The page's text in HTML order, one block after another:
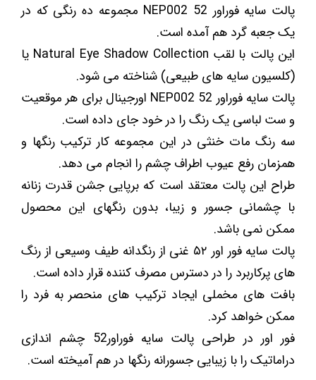
پالت سایه فوراور 52 NEP002 مجموعه ده رنگی که در
یک جعبه گرد هم آمده است.
این پالت با لقب Natural Eye Shadow Collection یا
(کلسیون سایه های طبیعی) شناخته می شود.
پالت سایه فوراور 52 NEP002 اورجینال برای هر موقعیت
و ست لباسی یک رنگ را در خود جای داده است.
سه رنگ مات خنثی در این مجموعه کار ترکیب رنگها و
همزمان رفع عیوب اطراف چشم را انجام می دهد.
طراح این پالت معتقد است که برپایی جشن قدرت زنانه
با چشمانی جسور و زیبا، بدون رنگهای این محصول
ممکن نمی باشد.
پالت سایه فور اور ۵۲ غنی از رنگدانه طیف وسیعی از رنگ
های پرکاربرد را در دسترس مصرف کننده قرار داده است.
بافت های مخملی ایجاد ترکیب های منحصر به فرد را
ممکن خواهد کرد.
فور اور در طراحی پالت سایه فوراور52 چشم اندازی
دراماتیک را با زیبایی جسورانه رنگها در هم آمیخته است.